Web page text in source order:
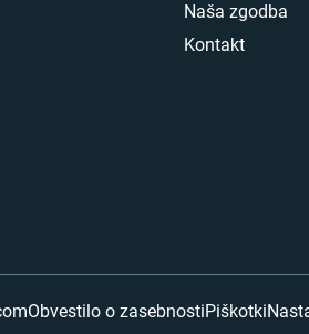
Naša zgodba
Kontakt
Obvestilo o zasebnostiPiškotki